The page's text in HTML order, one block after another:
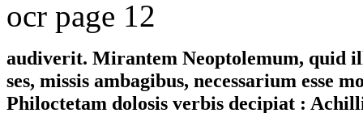
ocr page 12
audiverit. Mirantem Neoptolemum, quid
ses, missis ambagibus, necessarium esse
Philoctetam dolosis verbis decipiat :